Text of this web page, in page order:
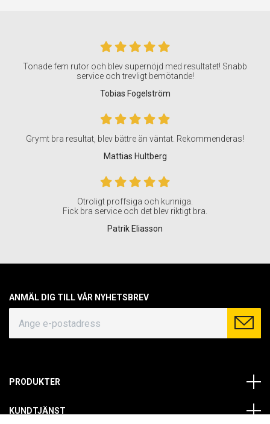
Tonade fem rutor och blev supernöjd med resultatet! Snabb
service och trevligt bemötande!
Tobias Fogelström
Grymt bra resultat, blev bättre än väntat. Rekommenderas!
Mattias Hultberg
Otroligt proffsiga och kunniga.
Fick bra service och det blev riktigt bra.
Patrik Eliasson
ANMÄL DIG TILL VÅR NYHETSBREV
PRODUKTER
KUNDTJÄNST